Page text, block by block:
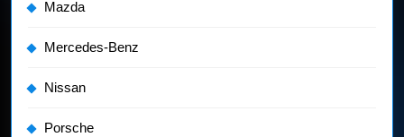
Mazda
Mercedes-Benz
Nissan
Porsche